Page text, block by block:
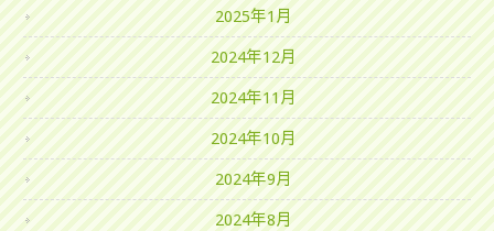
2025年1月
2024年12月
2024年11月
2024年10月
2024年9月
2024年8月